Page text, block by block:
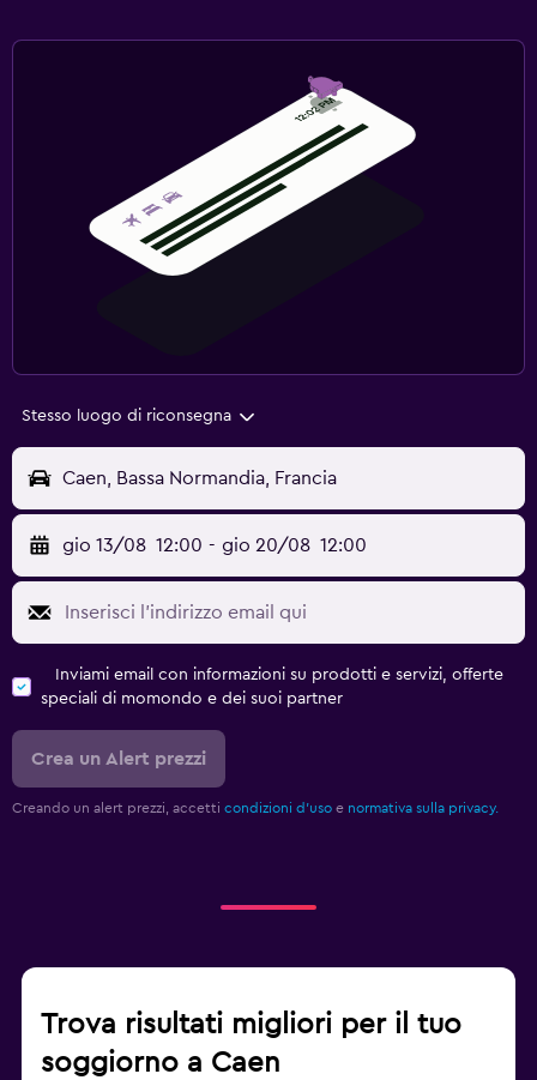
Stesso luogo di riconsegna
Caen, Bassa Normandia, Francia
gio 13/08 12:00 - gio 20/08 12:00
Inviami email con informazioni su prodotti e servizi, offerte
speciali di momondo e dei suoi partner
Crea un Alert prezzi
Creando un alert prezzi, accetti condizioni d'uso e normativa sulla privacy.
Trova risultati migliori per il tuo
soggiorno a Caen